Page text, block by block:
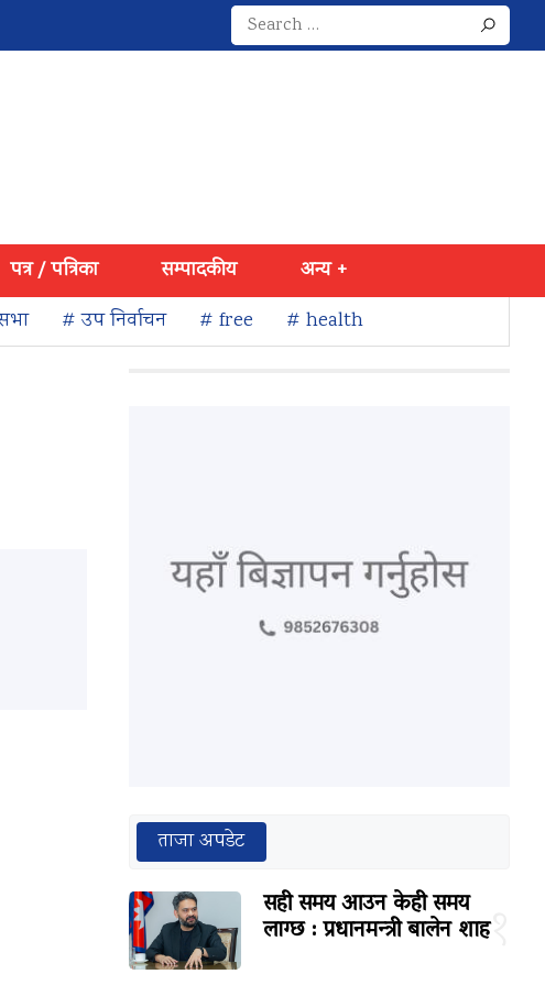
Search
for:
पत्र / पत्रिका सम्पादकीय
अन्य +
# उप निर्वाचन # free # health
ताजा अपडेट
१
सही समय आउन केही समय
लाग्छ : प्रधानमन्त्री बालेन शाह